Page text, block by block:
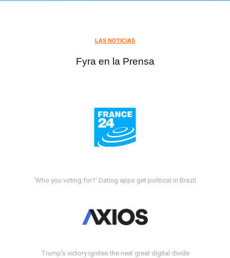
LAS NOTICIAS
Fyra en la Prensa
'Who you voting for?' Dating apps get political in Brazil
Trump's victory ignites the next great digital divide